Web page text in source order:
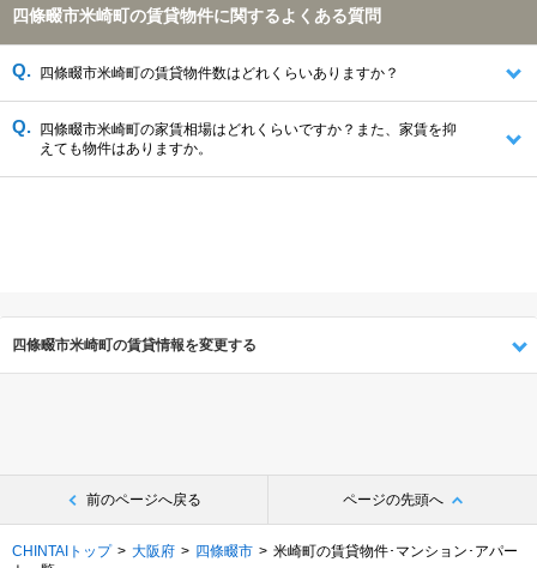
四條畷市米崎町の賃貸物件に関するよくある質問
四條畷市米崎町の賃貸物件数はどれくらいありますか？
四條畷市米崎町の家賃相場はどれくらいですか？また、家賃を抑
えても物件はありますか。
四條畷市米崎町の賃貸情報を変更する
前のページへ戻る ページの先頭へ
CHINTAIトップ 大阪府 四條畷市
米崎町の賃貸物件･マンション･アパー